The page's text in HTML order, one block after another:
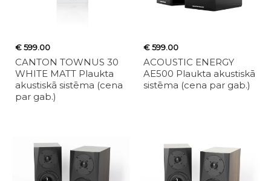
€ 599.00
CANTON TOWNUS 30
WHITE MATT Plaukta
akustiskā sistēma (cena
par gab.)
€ 599.00
ACOUSTIC ENERGY
AE500 Plaukta akustiskā
sistēma (cena par gab.)